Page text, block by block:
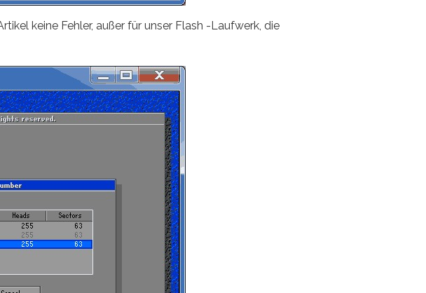
keine Fehler, außer für unser Flash -Laufwerk, die